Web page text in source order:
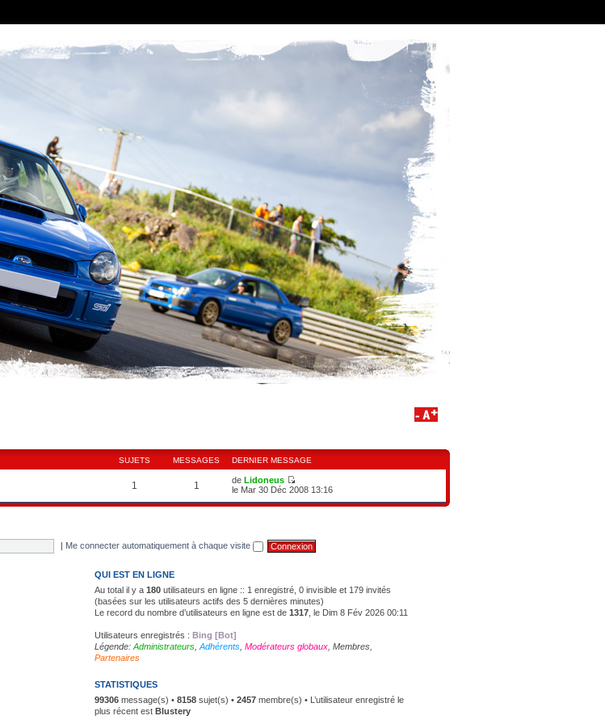
SUJETS MESSAGES DERNIER MESSAGE
1 1 de Lidoneus
le Mar 30 Déc 2008 13:16
| Me connecter automatiquement à chaque visite
QUI EST EN LIGNE
Au total il y a 180 utilisateurs en ligne :: 1 enregistré, 0 invisible et 179 invités
(basées sur les utilisateurs actifs des 5 dernières minutes)
Le record du nombre d’utilisateurs en ligne est de 1317 , le Dim 8 Fév 2026 00:11
Utilisateurs enregistrés : Bing [Bot]
Légende: Administrateurs Adhérents Modérateurs globaux Membres
Partenaires
STATISTIQUES
99306 message(s) • 8158 sujet(s) • 2457 membre(s) • L’utilisateur enregistré le
plus récent est Blustery